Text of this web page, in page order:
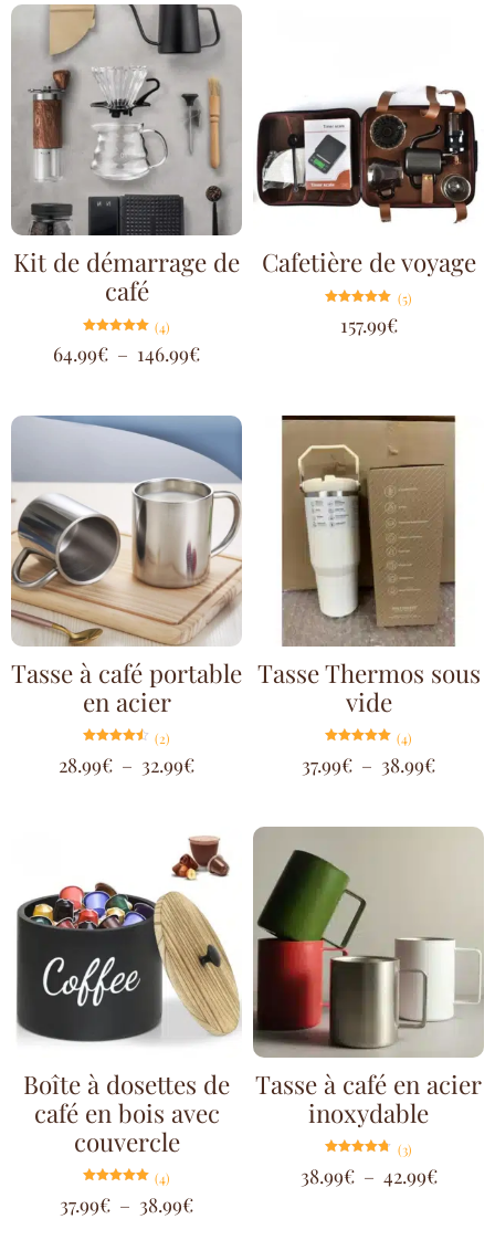
Kit de démarrage de
café
5.00
sur 5
(4)
64.99€ – 146.99€
Cafetière de voyage
5.00
sur 5
(5)
157.99€
Tasse à café portable
en acier
4.50
sur 5
(2)
28.99€ – 32.99€
Tasse Thermos sous
vide
5.00
sur 5
(4)
37.99€ – 38.99€
Boîte à dosettes de
café en bois avec
couvercle
5.00
sur 5
(4)
37.99€ – 38.99€
Tasse à café en acier
inoxydable
4.67
sur 5
(3)
38.99€ – 42.99€